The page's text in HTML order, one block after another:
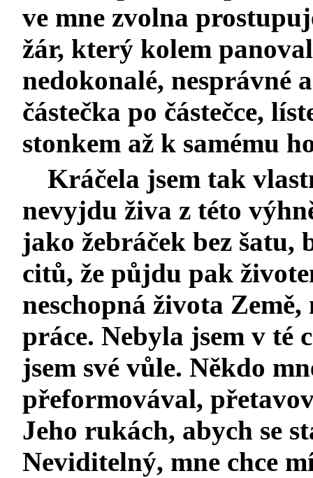
ve mne zvolna
žár, který kolem
nedokonalé, nesprávné
částečka po částečce,
stonkem až k samému
Kráčela jsem tak
nevyjdu živa z této
jako žebráček bez šatu,
citů, že půjdu pak
neschopná života
práce. Nebyla jsem v té
jsem své vůle. Někdo
přeformovával,
Jeho rukách, abych se
Neviditelný, mne chce